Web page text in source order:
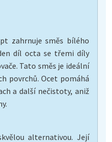
zahrnuje směs bílého
díl octa se třemi díly
Tato směs je ideální
povrchů. Ocet pomáhá
a další nečistoty, aniž
alternativou. Její